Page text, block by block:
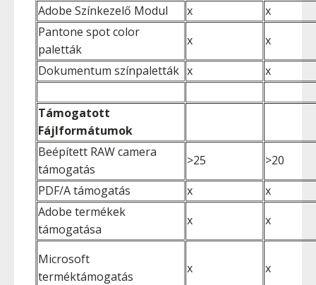
Adobe Színkezelő Modul
x
x
Pantone spot color
paletták
x
x
Dokumentum színpaletták x x
Támogatott
Fájlformátumok
Beépített RAW camera
támogatás
>25
>20
PDF/A támogatás
x
x
Adobe termékek
támogatása
x x
Microsoft
terméktámogatás
x x